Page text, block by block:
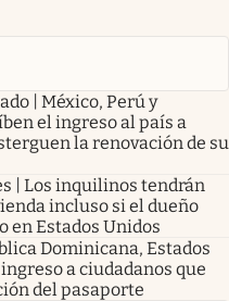
| México, Perú y
el ingreso al país a
la renovación de su
| Los inquilinos tendrán
incluso si el dueño
en Estados Unidos
Dominicana, Estados
a ciudadanos que
del pasaporte